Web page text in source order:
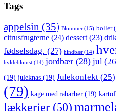
Tags
appelsin (35) Blommer (15) boller
citrusfrugterne (24) dessert (23)
fødselsdag. (27) hindbær (14)
hyldeblomst (14) jordbær (28) jul
(19) juleknas (19) Julekonfekt (25)
(79) kage med rabarber (19)
lækkerier (50)